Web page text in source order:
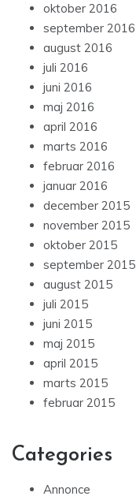
oktober 2016
september 2016
august 2016
juli 2016
juni 2016
maj 2016
april 2016
marts 2016
februar 2016
januar 2016
december 2015
november 2015
oktober 2015
september 2015
august 2015
juli 2015
juni 2015
maj 2015
april 2015
marts 2015
februar 2015
Categories
Annonce